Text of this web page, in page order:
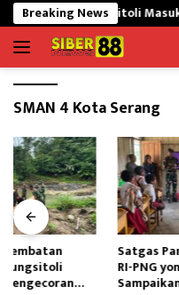
Langsung
ke
konten
Breaking News
Gunungsitoli Masuki Tahap
SMAN 4 Kota Serang
Satgas Pamtas Kewilayahan
RI-PNG yonif 645/GtY
Sampaikan Wasbang kepada